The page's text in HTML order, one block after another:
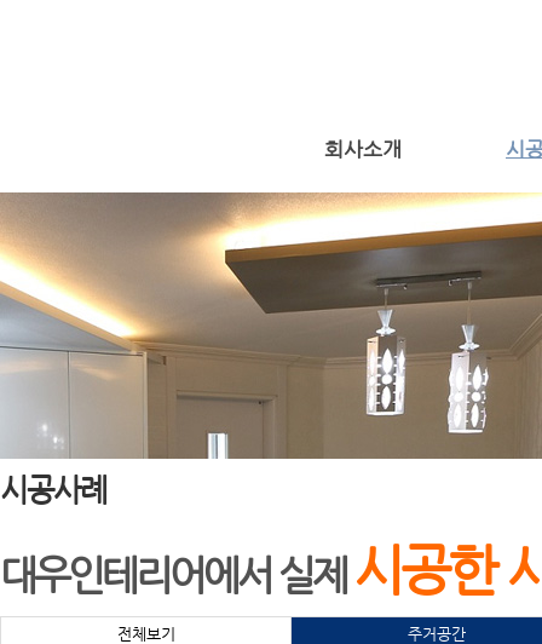
회사소개 시
시공사례
대우인테리어에서 실제 시공한
전체보기 주거공간